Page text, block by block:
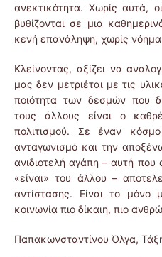
ανεκτικότητα. Χωρίς αυτά,
βυθίζονται σε μια
κενή επανάληψη, χωρίς
Κλείνοντας, αξίζει να
μας δεν μετριέται με τις
ποιότητα των δεσμών που
τους άλλους είναι ο
πολιτισμού. Σε έναν
ανταγωνισμό και την
ανιδιοτελή αγάπη – αυτή που
«είναι» του άλλου –
αντίστασης. Είναι το μόνο
κοινωνία πιο δίκαιη, πιο
Παπακωνσταντίνου Όλγα,